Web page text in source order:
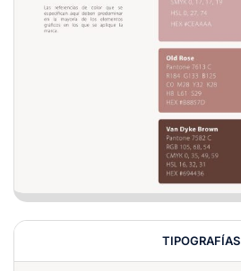
TIPOGRAFÍAS